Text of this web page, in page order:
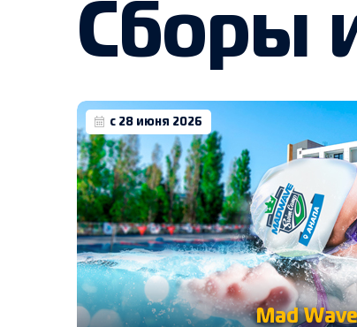
Сборы
с 28 июня 2026
Mad